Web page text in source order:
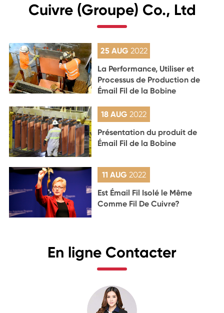
Cuivre (Groupe) Co., Ltd
25 AUG 2022
La Performance, Utiliser et
Processus de Production de
Émail Fil de la Bobine
18 AUG2022
Présentation du produit de
Émail Fil de la Bobine
11 AUG 2022
Est Émail Fil Isolé le Même
Comme Fil De Cuivre?
En ligne Contacter